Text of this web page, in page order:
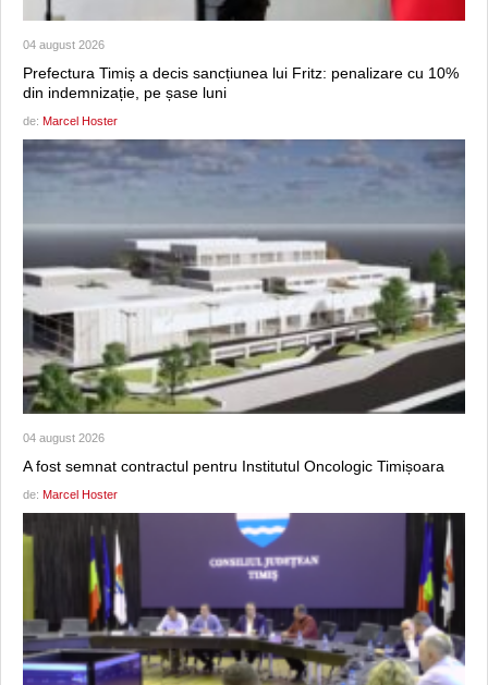
04 august 2026
Prefectura Timiș a decis sancțiunea lui Fritz: penalizare cu 10%
din indemnizație, pe șase luni
de: Marcel Hoster
04 august 2026
A fost semnat contractul pentru Institutul Oncologic Timișoara
de: Marcel Hoster